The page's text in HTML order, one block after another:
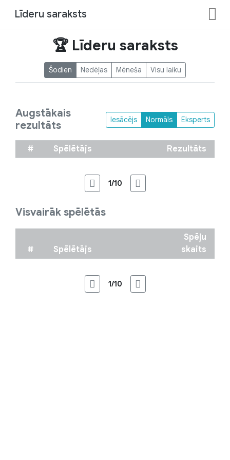
Līderu saraksts
🏆 Līderu saraksts
Šodien Nedēļas Mēneša Visu laiku
Augstākais
rezultāts
Iesācējs Normāls Eksperts
# Spēlētājs Rezultāts
1/10
Visvairāk spēlētās
# Spēlētājs
Spēļu
skaits
1/10